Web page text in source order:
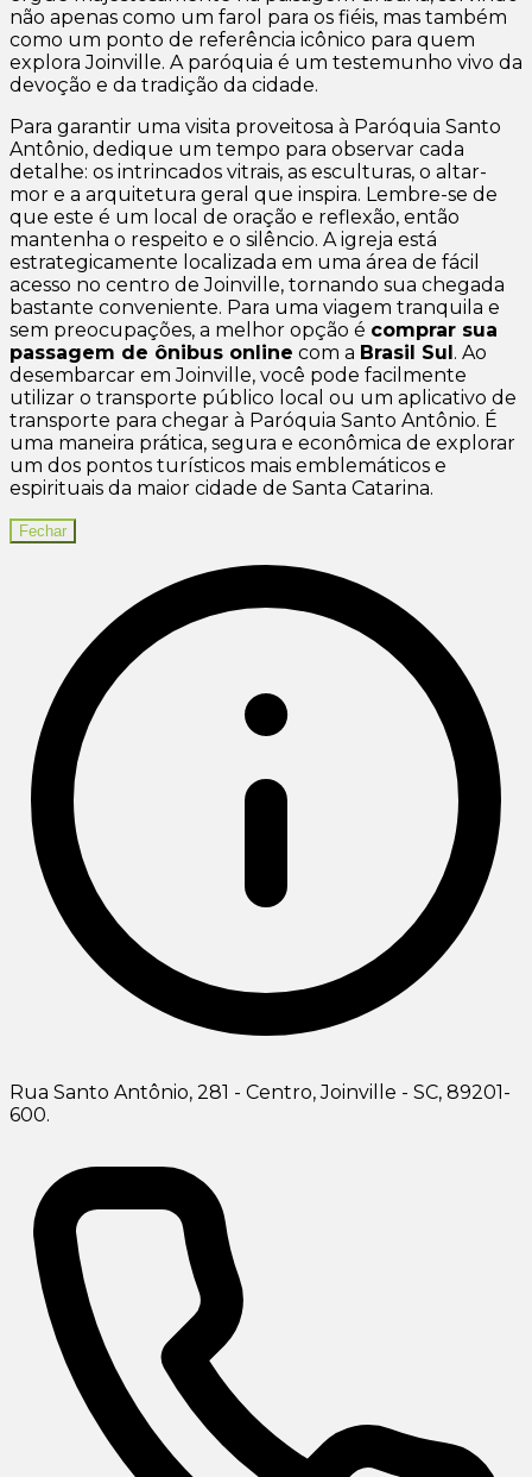
não apenas como um farol para os fiéis, mas também
como um ponto de referência icônico para quem
explora Joinville. A paróquia é um testemunho vivo da
devoção e da tradição da cidade.
Para garantir uma visita proveitosa à Paróquia Santo
Antônio, dedique um tempo para observar cada
detalhe: os intrincados vitrais, as esculturas, o altar-
mor e a arquitetura geral que inspira. Lembre-se de
que este é um local de oração e reflexão, então
mantenha o respeito e o silêncio. A igreja está
estrategicamente localizada em uma área de fácil
acesso no centro de Joinville, tornando sua chegada
bastante conveniente. Para uma viagem tranquila e
sem preocupações, a melhor opção é comprar sua
passagem de ônibus online com a Brasil Sul . Ao
desembarcar em Joinville, você pode facilmente
utilizar o transporte público local ou um aplicativo de
transporte para chegar à Paróquia Santo Antônio. É
uma maneira prática, segura e econômica de explorar
um dos pontos turísticos mais emblemáticos e
espirituais da maior cidade de Santa Catarina.
Fechar
Rua Santo Antônio, 281 - Centro, Joinville - SC, 89201-
600.